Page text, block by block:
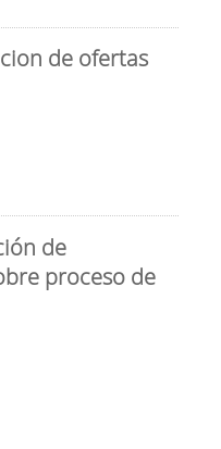
de ofertas
de
proceso de